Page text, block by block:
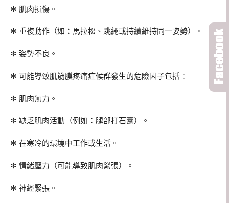
✻ 肌肉損傷。
✻ 重複動作（如：馬拉松、跳繩或持續維持同一姿勢）。
✻ 姿勢不良。
✻ 可能導致肌筋膜疼痛症候群發生的危險因子包括：
✻ 肌肉無力。
✻ 缺乏肌肉活動（例如：腿部打石膏）。
✻ 在寒冷的環境中工作或生活。
✻ 情緒壓力（可能導致肌肉緊張）。
✻ 神經緊張。